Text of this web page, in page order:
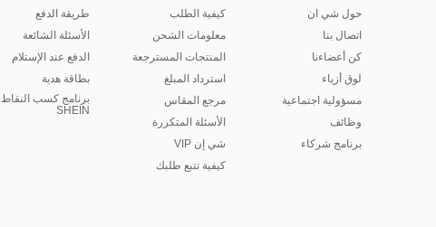
حول شي ان
اتصال بنا
كن أعضاءنا
لوق أزياء
مسؤولية اجتماعية
وظائف
برنامج شركاء
كيفية الطلب
معلومات الشحن
المنتجات المسترجعة
استرداد المبلغ
مرجع المقاس
الأسئلة المتكررة
شي إن VIP
كيفية تتبع طلبك
طريقة الدفع
الأسئلة الشائعة
الدفع عند الإستلام
بطاقة هدية
برنامج كسب النقاط
SHEIN